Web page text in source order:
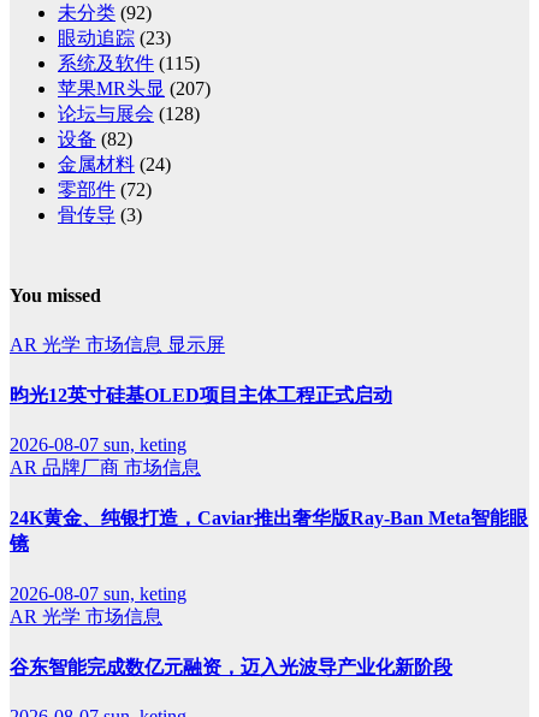
未分类 (92)
眼动追踪 (23)
系统及软件 (115)
苹果MR头显 (207)
论坛与展会 (128)
设备 (82)
金属材料 (24)
零部件 (72)
骨传导 (3)
You missed
AR 光学 市场信息 显示屏
昀光12英寸硅基OLED项目主体工程正式启动
2026-08-07 sun, keting
AR 品牌厂商 市场信息
24K黄金、纯银打造，Caviar推出奢华版Ray-Ban Meta智能眼
镜
2026-08-07 sun, keting
AR 光学 市场信息
谷东智能完成数亿元融资，迈入光波导产业化新阶段